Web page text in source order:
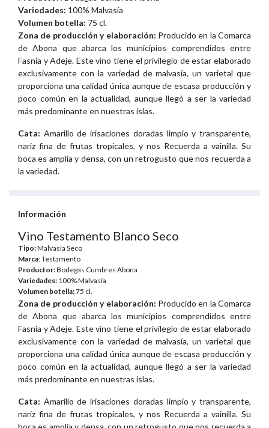
Variedades: 100% Malvasía
Volumen botella: 75 cl.
Zona de producción y elaboración: Producido en la Comarca
de Abona que abarca los municipios comprendidos entre
Fasnia y Adeje. Este vino tiene el privilegio de estar elaborado
exclusivamente con la variedad de malvasía, un varietal que
proporciona una calidad única aunque de escasa producción y
poco común en la actualidad, aunque llegó a ser la variedad
más predominante en nuestras islas.
Cata: Amarillo de irisaciones doradas limpio y transparente,
nariz fina de frutas tropicales, y nos Recuerda a vainilla. Su
boca es amplia y densa, con un retrogusto que nos recuerda a
la variedad.
Información
Vino Testamento Blanco Seco
Tipo:Malvasía Seco
Marca: Testamento
Productor:Bodegas Cumbres Abona
Variedades: 100% Malvasía
Volumen botella:75 cl.
Zona de producción y elaboración: Producido en la Comarca
de Abona que abarca los municipios comprendidos entre
Fasnia y Adeje. Este vino tiene el privilegio de estar elaborado
exclusivamente con la variedad de malvasía, un varietal que
proporciona una calidad única aunque de escasa producción y
poco común en la actualidad, aunque llegó a ser la variedad
más predominante en nuestras islas.
Cata: Amarillo de irisaciones doradas limpio y transparente,
nariz fina de frutas tropicales, y nos Recuerda a vainilla. Su